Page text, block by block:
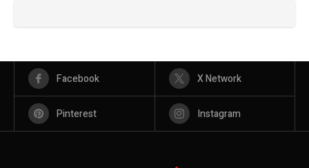
Facebook X Network
Pinterest Instagram